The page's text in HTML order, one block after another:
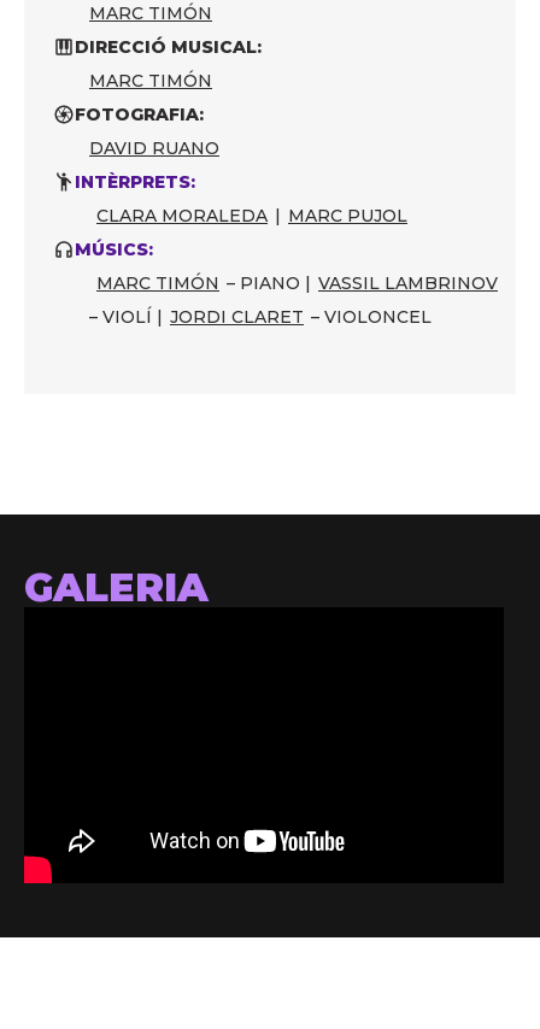
MARC TIMÓN
DIRECCIÓ MUSICAL:
MARC TIMÓN
FOTOGRAFIA:
DAVID RUANO
INTÈRPRETS:
CLARA MORALEDA | MARC PUJOL
MÚSICS:
MARC TIMÓN – PIANO | VASSIL LAMBRINOV
– VIOLÍ | JORDI CLARET – VIOLONCEL
GALERIA